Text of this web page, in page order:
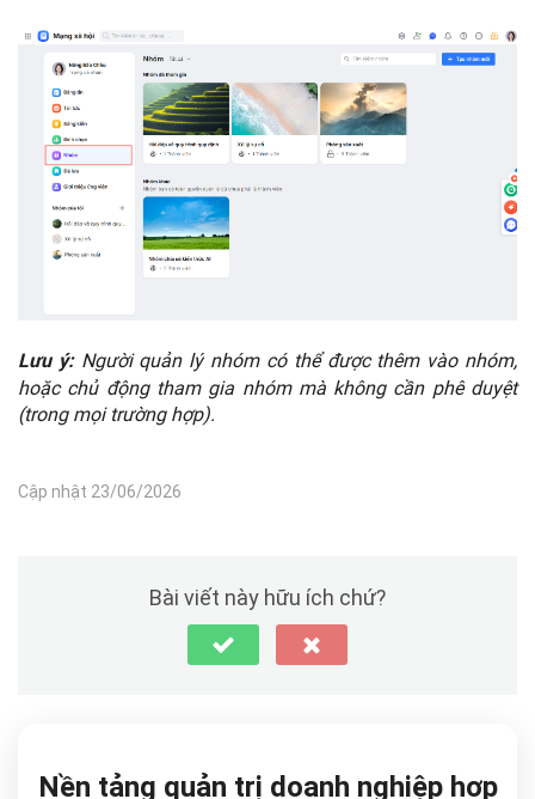
Lưu ý:Người quản lý nhóm có thể được thêm vào nhóm,
hoặc chủ động tham gia nhóm mà không cần phê duyệt
(trong mọi trường hợp).
Cập nhật 23/06/2026
Bài viết này hữu ích chứ?
Nền tảng quản trị doanh nghiệp hợp